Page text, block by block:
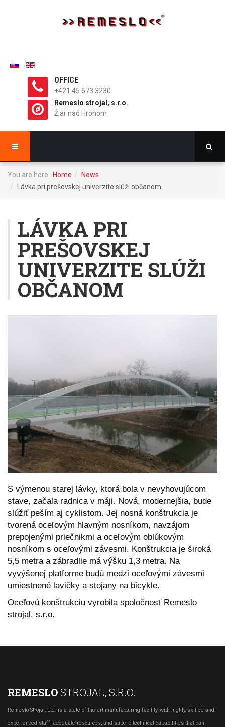
OFFICE
+421 45 673 3230
Remeslo strojal, s.r.o.
Žiar nad Hronom
You are here: Home
News
Lávka pri prešovskej univerzite slúži občanom
LÁVKA PRI
PREŠOVSKEJ
UNIVERZITE SLÚŽI
OBČANOM
S výmenou starej lávky, ktorá bola v nevyhovujúcom
stave, začala radnica v máji. Nová, modernejšia, bude
slúžiť peším aj cyklistom. Jej nosná konštrukcia je
tvorená oceľovým hlavným nosníkom, navzájom
prepojenými priečnikmi a oceľovým oblúkovým
nosníkom s oceľovými závesmi. Konštrukcia je široká
5,5 metra a zábradlie má výšku 1,3 metra. Na
vyvýšenej platforme budú medzi oceľovými závesmi
umiestnené lavičky a stojany na bicykle.
Oceľovú konštrukciu vyrobila spoločnosť Remeslo
strojal, s.r.o.
REMESLOSTROJAL, S.R.O.
Remeslo Strojal, Ltd. is a state-of-the-art manufacturing facility, with highly skilled and
experienced staff, adequate resources, and superb technical capabilities that can